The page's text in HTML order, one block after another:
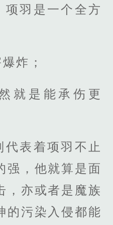
项羽是一个全方
炸；
就是能承伤更
代表着项羽不止
强，他就算是面
，亦或者是魔族
的污染入侵都能